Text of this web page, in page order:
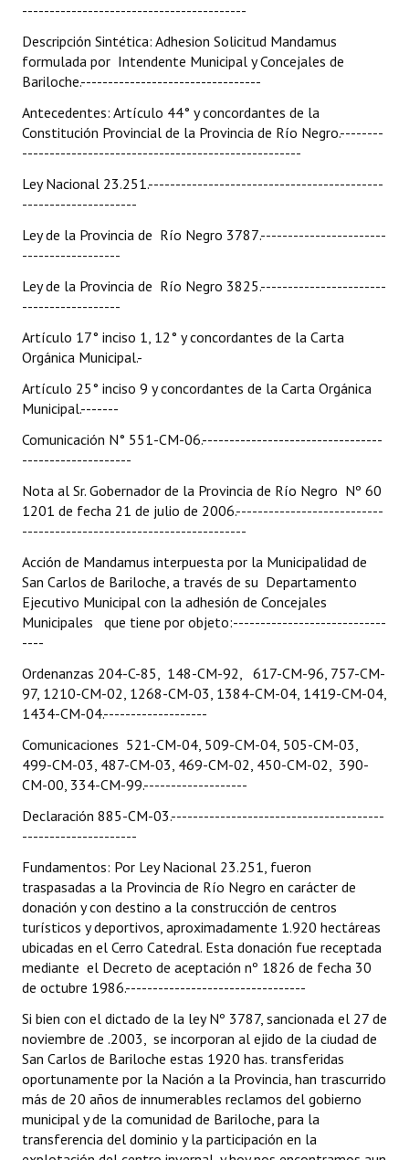
-----------------------------------------
Descripción Sintética: Adhesion Solicitud Mandamus
formulada por Intendente Municipal y Concejales de
Bariloche.---------------------------------
Antecedentes: Artículo 44° y concordantes de la
Constitución Provincial de la Provincia de Río Negro.--------
---------------------------------------------------
Ley Nacional 23.251.-------------------------------------------
---------------------
Ley de la Provincia de Río Negro 3787.-----------------------
------------------
Ley de la Provincia de Río Negro 3825.-----------------------
------------------
Artículo 17° inciso 1, 12° y concordantes de la Carta
Orgánica Municipal.-
Artículo 25° inciso 9 y concordantes de la Carta Orgánica
Municipal.-------
Comunicación N° 551-CM-06.---------------------------------
--------------------
Nota al Sr. Gobernador de la Provincia de Río Negro Nº 60
1201 de fecha 21 de julio de 2006.---------------------------
-----------------------------------------
Acción de Mandamus interpuesta por la Municipalidad de
San Carlos de Bariloche, a través de su Departamento
Ejecutivo Municipal con la adhesión de Concejales
Municipales que tiene por objeto:----------------------------
----
Ordenanzas 204-C-85, 148-CM-92, 617-CM-96, 757-CM-
97, 1210-CM-02, 1268-CM-03, 1384-CM-04, 1419-CM-04,
1434-CM-04.-------------------
Comunicaciones 521-CM-04, 509-CM-04, 505-CM-03,
499-CM-03, 487-CM-03, 469-CM-02, 450-CM-02, 390-
CM-00, 334-CM-99.-------------------
Declaración 885-CM-03.---------------------------------------
---------------------
Fundamentos: Por Ley Nacional 23.251, fueron
traspasadas a la Provincia de Río Negro en carácter de
donación y con destino a la construcción de centros
turísticos y deportivos, aproximadamente 1.920 hectáreas
ubicadas en el Cerro Catedral. Esta donación fue receptada
mediante el Decreto de aceptación nº 1826 de fecha 30
de octubre 1986.---------------------------------
Si bien con el dictado de la ley Nº 3787, sancionada el 27 de
noviembre de .2003, se incorporan al ejido de la ciudad de
San Carlos de Bariloche estas 1920 has. transferidas
oportunamente por la Nación a la Provincia, han trascurrido
más de 20 años de innumerables reclamos del gobierno
municipal y de la comunidad de Bariloche, para la
transferencia del dominio y la participación en la